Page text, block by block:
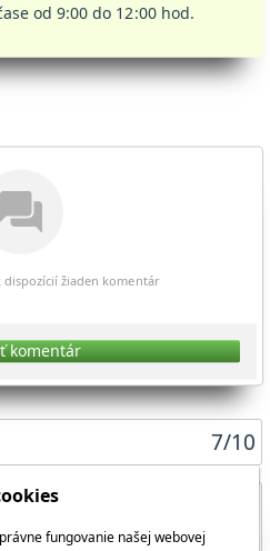
7/10
stránku
od 9:00 do 12:00 hod.
žiaden komentár
komentár
fungovanie našej webovej